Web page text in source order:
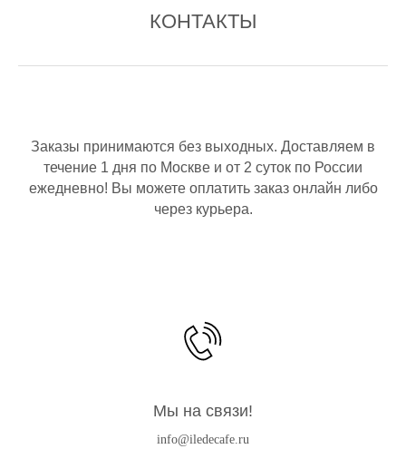
КОНТАКТЫ
Заказы принимаются без выходных. Доставляем в
течение 1 дня по Москве и от 2 суток по России
ежедневно! Вы можете оплатить заказ онлайн либо
через курьера.
Мы на связи!
info@iledecafe.ru